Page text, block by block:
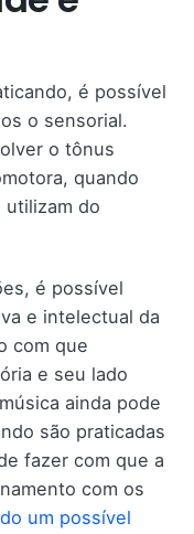
é possível
o sensorial.
o tônus
quando
utilizam do
é possível
e intelectual da
com que
e seu lado
ainda pode
são praticadas
fazer com que a
com os
um possível